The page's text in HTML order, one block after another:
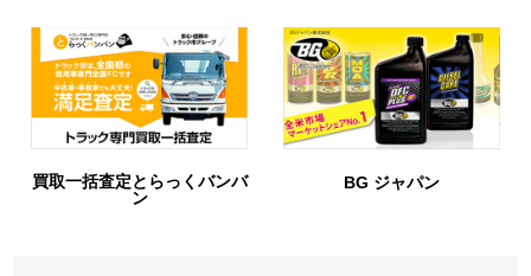
一括査定とらっくバンバ
BG ジャパン